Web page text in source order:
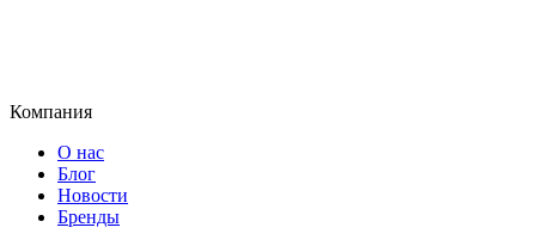
Компания
О нас
Блог
Новости
Бренды